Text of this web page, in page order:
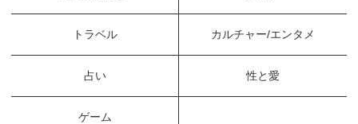
トラベル カルチャー/エンタメ
占い 性と愛
ゲーム